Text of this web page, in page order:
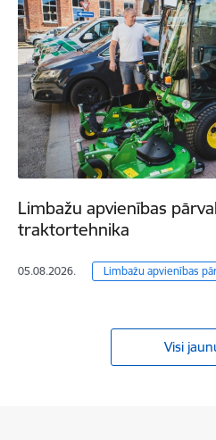
Limbažu apvienības
traktortehnika
05.08.2026. Limbažu apvienības
Visi